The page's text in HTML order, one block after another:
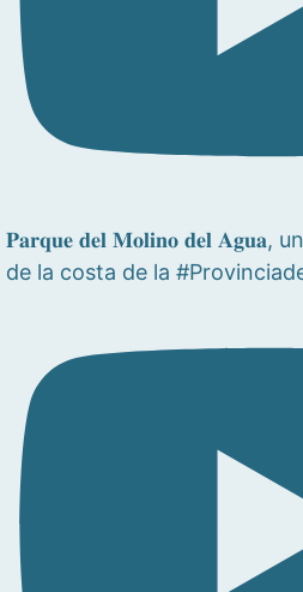
𝐏𝐚𝐫𝐪𝐮𝐞 𝐝𝐞𝐥 𝐌𝐨𝐥𝐢𝐧𝐨 𝐝𝐞𝐥 𝐀𝐠𝐮𝐚,
de la costa de la